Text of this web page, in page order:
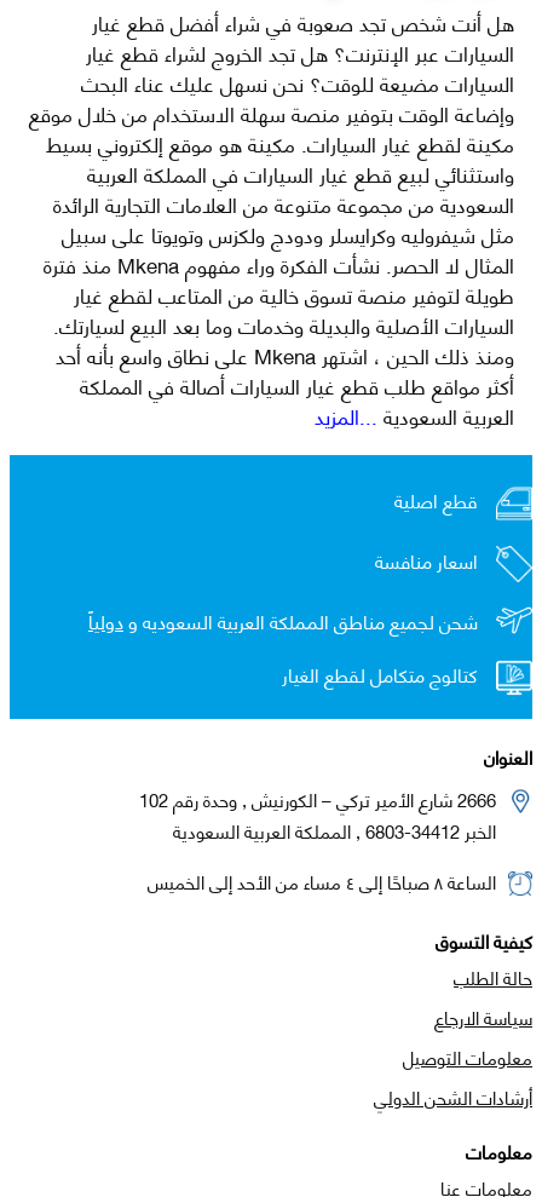
هل أنت شخص تجد صعوبة في شراء أفضل قطع غيار
السيارات عبر الإنترنت؟ هل تجد الخروج لشراء قطع غيار
السيارات مضيعة للوقت؟ نحن نسهل عليك عناء البحث
وإضاعة الوقت بتوفير منصة سهلة الاستخدام من خلال موقع
مكينة لقطع غيار السيارات. مكينة هو موقع إلكتروني بسيط
واستثنائي لبيع قطع غيار السيارات في المملكة العربية
السعودية من مجموعة متنوعة من العلامات التجارية الرائدة
مثل شيفروليه وكرايسلر ودودج ولكزس وتويوتا على سبيل
المثال لا الحصر. نشأت الفكرة وراء مفهوم Mkena منذ فترة
طويلة لتوفير منصة تسوق خالية من المتاعب لقطع غيار
السيارات الأصلية والبديلة وخدمات وما بعد البيع لسيارتك.
ومنذ ذلك الحين ، اشتهر Mkena على نطاق واسع بأنه أحد
أكثر مواقع طلب قطع غيار السيارات أصالة في المملكة
العربية السعودية...المزيد
قطع اصلية
اسعار منافسة
شحن لجميع مناطق المملكة العربية السعوديه ودولياً
كتالوج متكامل لقطع الغيار
العنوان
2666 شارع الأمير تركي – الكورنيش , وحدة رقم 102
الخبر 34412-6803 , المملكة العربية السعودية
الساعة ٨ صباحًا إلى ٤ مساء من الأحد إلى الخميس
كيفية التسوق
حالة الطلب
سياسة الارجاع
معلومات التوصيل
أرشادات الشحن الدولي
معلومات
معلومات عنا